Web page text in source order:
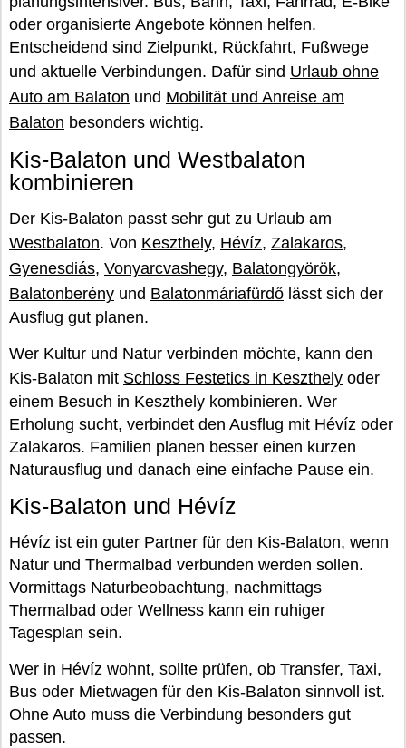
oder organisierte Angebote können helfen.
Entscheidend sind Zielpunkt, Rückfahrt, Fußwege
und aktuelle Verbindungen. Dafür sind Urlaub ohne
Auto am Balaton und Mobilität und Anreise am
Balaton besonders wichtig.
Kis-Balaton und Westbalaton
kombinieren
Der Kis-Balaton passt sehr gut zu Urlaub am
Westbalaton. Von Keszthely, Hévíz, Zalakaros,
Gyenesdiás, Vonyarcvashegy, Balatongyörök,
Balatonberény und Balatonmáriafürdő lässt sich der
Ausflug gut planen.
Wer Kultur und Natur verbinden möchte, kann den
Kis-Balaton mit Schloss Festetics in Keszthely oder
einem Besuch in Keszthely kombinieren. Wer
Erholung sucht, verbindet den Ausflug mit Hévíz oder
Zalakaros. Familien planen besser einen kurzen
Naturausflug und danach eine einfache Pause ein.
Kis-Balaton und Hévíz
Hévíz ist ein guter Partner für den Kis-Balaton, wenn
Natur und Thermalbad verbunden werden sollen.
Vormittags Naturbeobachtung, nachmittags
Thermalbad oder Wellness kann ein ruhiger
Tagesplan sein.
Wer in Hévíz wohnt, sollte prüfen, ob Transfer, Taxi,
Bus oder Mietwagen für den Kis-Balaton sinnvoll ist.
Ohne Auto muss die Verbindung besonders gut
passen.